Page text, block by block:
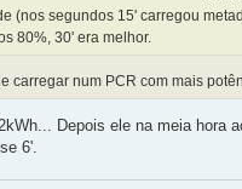
(nos segundos 15' carregou
80%, 30' era melhor.
carregar num PCR com mais
Depois ele na meia hora
6'.